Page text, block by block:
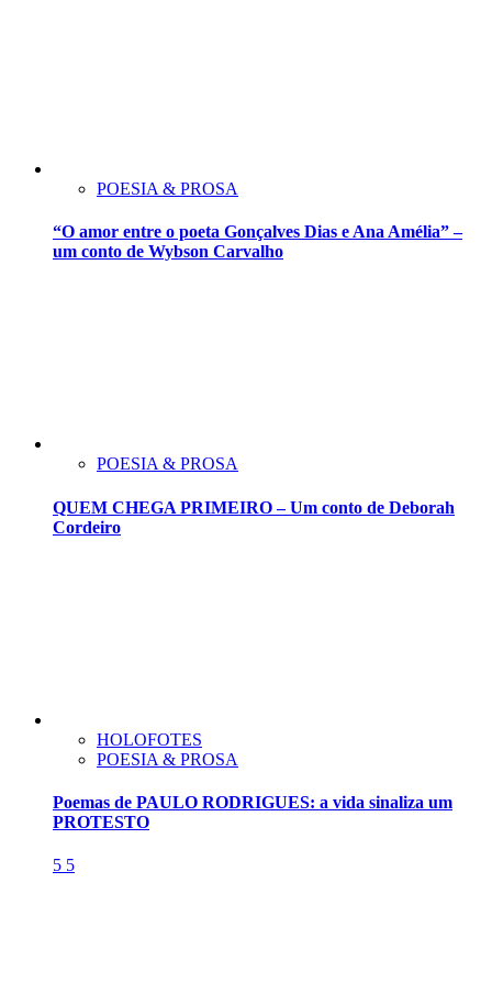
POESIA & PROSA
“O amor entre o poeta Gonçalves Dias e Ana Amélia” –
um conto de Wybson Carvalho
POESIA & PROSA
QUEM CHEGA PRIMEIRO – Um conto de Deborah
Cordeiro
HOLOFOTES
POESIA & PROSA
Poemas de PAULO RODRIGUES: a vida sinaliza um
PROTESTO
5 5